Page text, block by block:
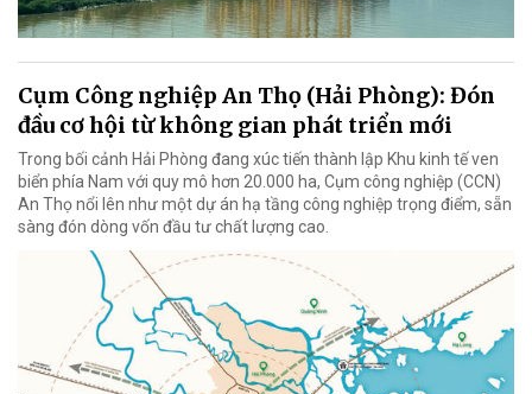
Cụm Công nghiệp An Thọ (Hải Phòng): Đón
đầu cơ hội từ không gian phát triển mới
Trong bối cảnh Hải Phòng đang xúc tiến thành lập Khu kinh tế ven
biển phía Nam với quy mô hơn 20.000 ha, Cụm công nghiệp (CCN)
An Thọ nổi lên như một dự án hạ tầng công nghiệp trọng điểm, sẵn
sàng đón dòng vốn đầu tư chất lượng cao.